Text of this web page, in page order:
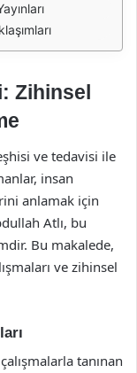
Zihinsel
ve tedavisi ile
insan
anlamak için
Atlı, bu
Bu makalede,
ve zihinsel
tanınan